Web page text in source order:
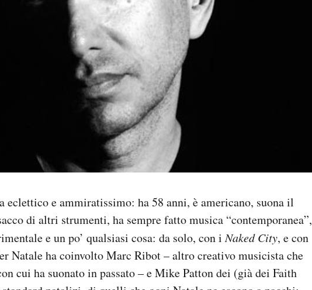
eclettico e ammiratissimo: ha 58 anni, è americano, suona il
di altri strumenti, ha sempre fatto musica “contemporanea”,
e un po’ qualsiasi cosa: da solo, con iNaked City, e con
Natale ha coinvolto Marc Ribot – altro creativo musicista che
cui ha suonato in passato – e Mike Patton dei (già dei Faith